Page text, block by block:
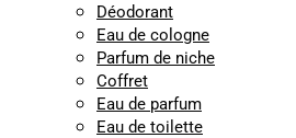
Déodorant
Eau de cologne
Parfum de niche
Coffret
Eau de parfum
Eau de toilette